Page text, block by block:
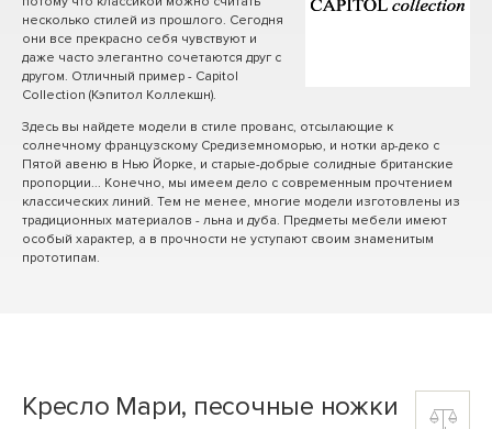
несколько стилей из прошлого. Сегодня
они все прекрасно себя чувствуют и
даже часто элегантно сочетаются друг с
другом. Отличный пример - Capitol
Collection (Кэпитол Коллекшн).
Здесь вы найдете модели в стиле прованс, отсылающие к
солнечному французскому Средиземноморью, и нотки ар-деко с
Пятой авеню в Нью Йорке, и старые-добрые солидные британские
пропорции... Конечно, мы имеем дело с современным прочтением
классических линий. Тем не менее, многие модели изготовлены из
традиционных материалов - льна и дуба. Предметы мебели имеют
особый характер, а в прочности не уступают своим знаменитым
прототипам.
Кресло Мари, песочные ножки